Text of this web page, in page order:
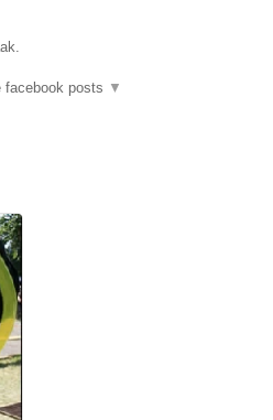
facebook posts ▼